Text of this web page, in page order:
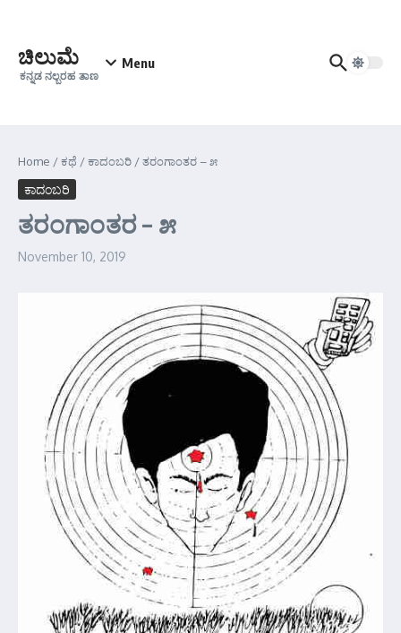
ಚಿಲುಮೆ
ಕನ್ನಡ ನಲ್ಬರಹ ತಾಣ
Menu
Home /ಕಥೆ /ಕಾದಂಬರಿ /ತರಂಗಾಂತರ – ೫
ಕಾದಂಬರಿ
ತರಂಗಾಂತರ – ೫
November 10, 2019